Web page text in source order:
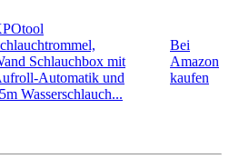
Schlauchbox mit
Automatik und
Wasserschlauch...
Bei
Amazon
kaufen